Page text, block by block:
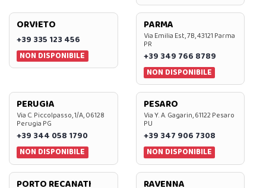
ORVIETO
+39 335 123 456
NON DISPONIBILE
PARMA
Via Emilia Est, 7B, 43121 Parma
PR
+39 349 766 8789
NON DISPONIBILE
PERUGIA
Via C. Piccolpasso, 1/A, 06128
Perugia PG
+39 344 058 1790
NON DISPONIBILE
PESARO
Via Y. A. Gagarin, 61122 Pesaro
PU
+39 347 906 7308
NON DISPONIBILE
PORTO RECANATI RAVENNA